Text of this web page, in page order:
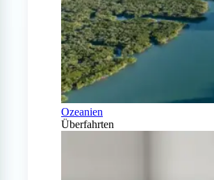
Ozeanien
Überfahrten